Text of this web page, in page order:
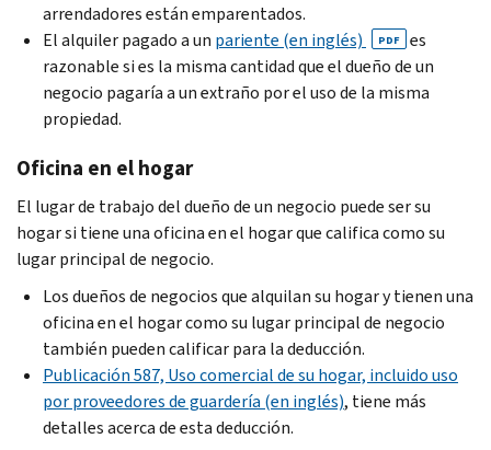
arrendadores están emparentados.
El alquiler pagado a un pariente (en inglés) PDF
es
razonable si es la misma cantidad que el dueño de un
negocio pagaría a un extraño por el uso de la misma
propiedad.
Oficina en el hogar
El lugar de trabajo del dueño de un negocio puede ser su
hogar si tiene una oficina en el hogar que califica como su
lugar principal de negocio.
Los dueños de negocios que alquilan su hogar y tienen una
oficina en el hogar como su lugar principal de negocio
también pueden calificar para la deducción.
Publicación 587, Uso comercial de su hogar, incluido uso
por proveedores de guardería (en inglés), tiene más
detalles acerca de esta deducción.